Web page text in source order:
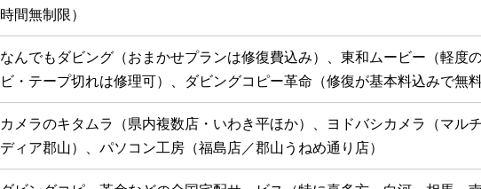
時間無制限）
なんでもダビング（おまかせプランは修復費込み）、東和ムービー（軽度
ビ・テープ切れは修理可）、ダビングコピー革命（修復が基本料込みで無
カメラのキタムラ（県内複数店・いわき平ほか）、ヨドバシカメラ（マル
ディア郡山）、パソコン工房（福島店／郡山うねめ通り店）